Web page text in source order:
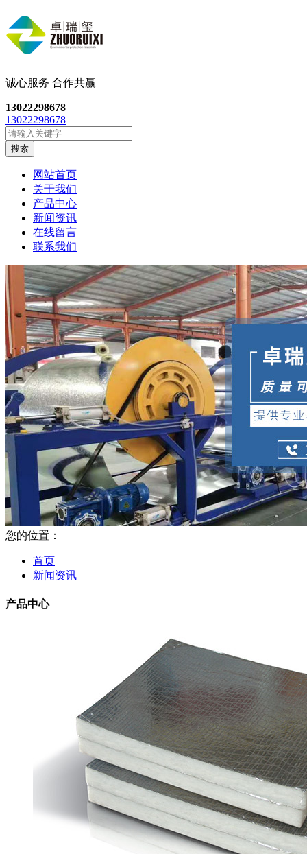
诚心服务 合作共赢
13022298678
13022298678
搜索
网站首页
关于我们
产品中心
新闻资讯
在线留言
联系我们
您的位置：
首页
新闻资讯
产品中心